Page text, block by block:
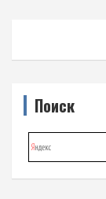
Поиск